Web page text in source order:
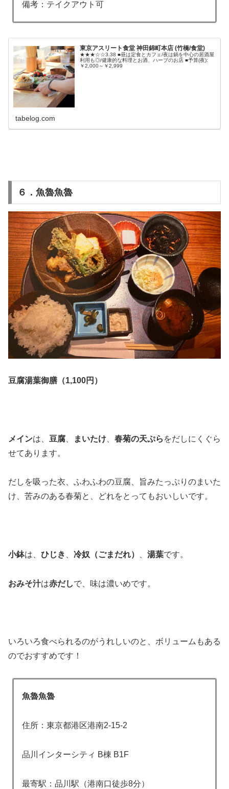
備考：テイクアウト可
東京アスリート食堂 神田錦町本店 (竹橋/食堂)
★★★☆☆3.38 ■昼は定食とカフェ/夜は鍋を中心の居酒屋
利用も◎/健康的な料理とお酒、ハーブのお店 ■予算(夜):
￥2,000～￥2,999
tabelog.com
６．魚魯魚魯
豆腐湯葉御膳（1,100円）
メインは、 豆腐 まいたけ 春菊の天ぷら をだしにくぐら
せてあります。
だしを吸った衣、ふわふわの豆腐、旨みたっぷりのまいた
け、苦みのある春菊と、どれをとってもおいしいです。
小鉢は、 ひじき 冷奴（ごまだれ） 湯葉です。
おみそ汁は赤だしで、味は濃いめです。
いろいろ食べられるのがうれしいのと、ボリュームもある
のでおすすめです！
魚魯魚魯
住所：東京都港区港南2-15-2
品川インターシティ B棟 B1F
最寄駅：品川駅（港南口徒歩8分）